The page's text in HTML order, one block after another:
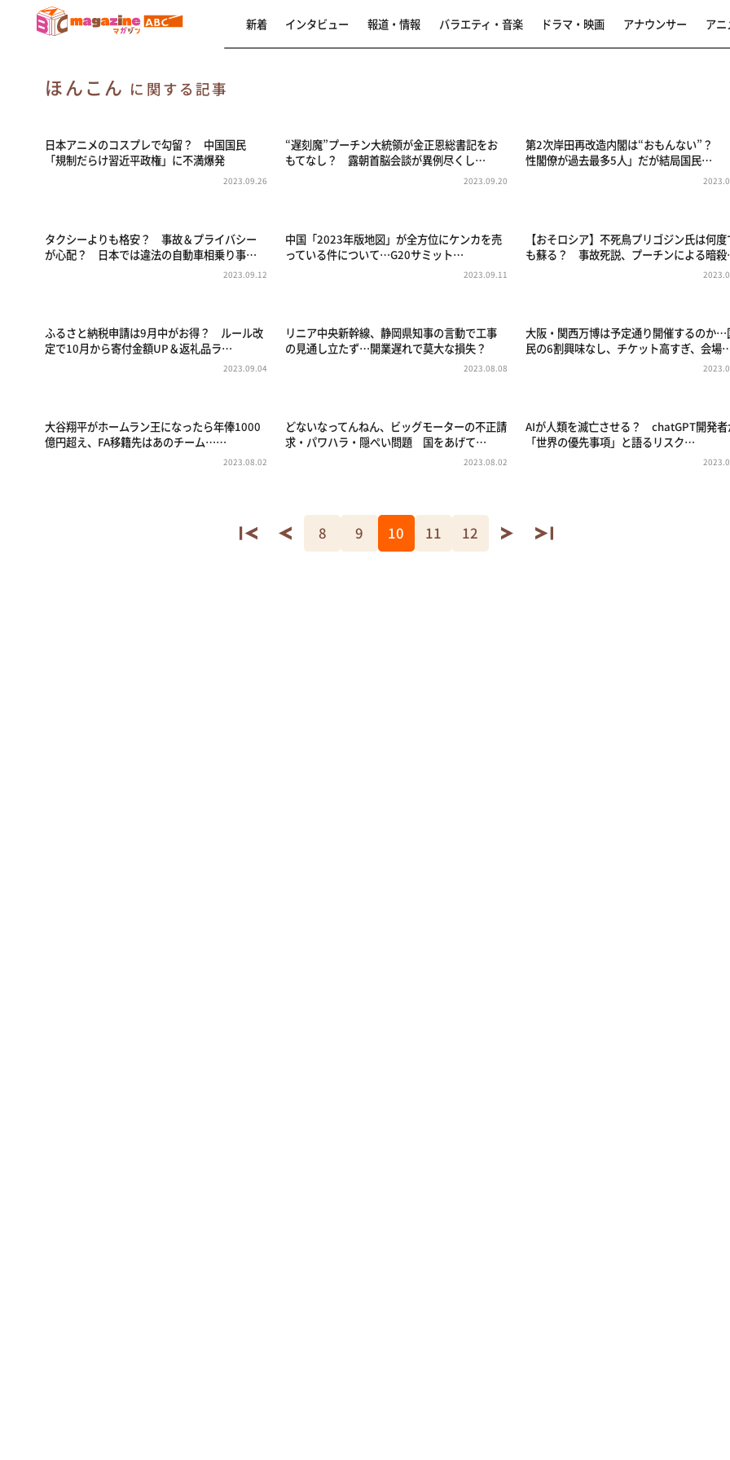
新着 インタビュー 報道・情報 バラエティ・音楽 ドラマ・映画 アナウンサー アニ
ほんこん に関する記事
日本アニメのコスプレで勾留？ 中国国民
「規制だらけ習近平政権」に不満爆発
2023.09.26
“遅刻魔”プーチン大統領が金正恩総書記をお
もてなし？ 露朝首脳会談が異例尽くし…
2023.09.20
第2次岸田再改造内閣は“おもんない”？
性閣僚が過去最多5人」だが結局国民…
タクシーよりも格安？ 事故＆プライバシー
が心配？ 日本では違法の自動車相乗り事…
2023.09.12
中国「2023年版地図」が全方位にケンカを売
っている件について…G20サミット…
2023.09.11
【おそロシア】不死鳥プリゴジン氏は何度
も蘇る？ 事故死説、プーチンによる暗
ふるさと納税申請は9月中がお得？ ルール改
定で10月から寄付金額UP＆返礼品ラ…
2023.09.04
リニア中央新幹線、静岡県知事の言動で工事
の見通し立たず…開業遅れで莫大な損失？
2023.08.08
大阪・関西万博は予定通り開催するのか…
民の6割興味なし、チケット高すぎ、会場
大谷翔平がホームラン王になったら年俸1000
億円超え、FA移籍先はあのチーム……
2023.08.02
どないなってんねん、ビッグモーターの不正請
求・パワハラ・隠ぺい問題 国をあげて…
2023.08.02
AIが人類を滅亡させる？ chatGPT開発者
「世界の優先事項」と語るリスク…
8 9 10 11 12